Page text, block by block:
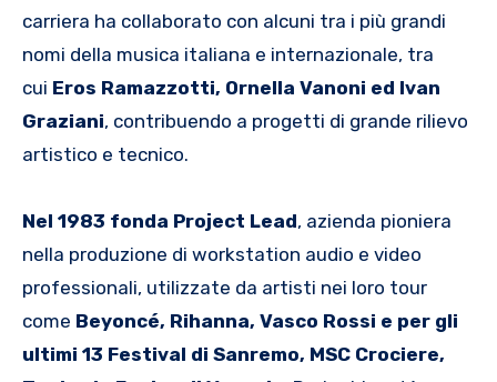
carriera ha collaborato con alcuni tra i più grandi
nomi della musica italiana e internazionale, tra
cui Eros Ramazzotti, Ornella Vanoni ed Ivan
Graziani, contribuendo a progetti di grande rilievo
artistico e tecnico.
Nel 1983 fonda Project Lead, azienda pioniera
nella produzione di workstation audio e video
professionali, utilizzate da artisti nei loro tour
come Beyoncé, Rihanna, Vasco Rossi e per gli
ultimi 13 Festival di Sanremo, MSC Crociere,